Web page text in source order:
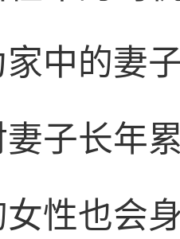
中的妻
子长年
性也会